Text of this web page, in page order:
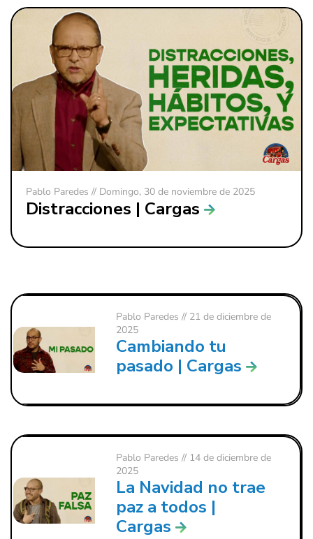
Pablo Paredes // Domingo, 30 de noviembre de 2025
Distracciones | Cargas
Pablo Paredes // 21 de diciembre de
2025
Cambiando tu
pasado | Cargas
Pablo Paredes // 14 de diciembre de
2025
La Navidad no trae
paz a todos |
Cargas